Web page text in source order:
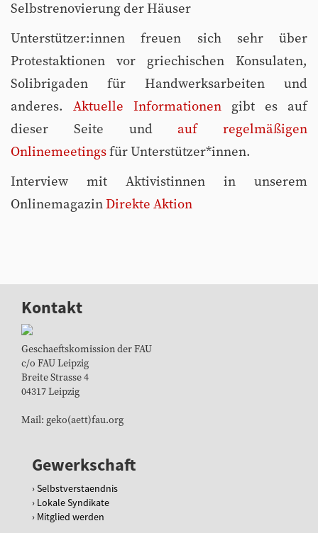
Selbstrenovierung der Häuser
Unterstützer:innen freuen sich sehr über
Protestaktionen vor griechischen Konsulaten,
Solibrigaden für Handwerksarbeiten und
anderes. Aktuelle Informationen gibt es auf
dieser Seite undauf regelmäßigen
Onlinemeetingsfür Unterstützer*innen.
Interview mit Aktivistinnen in unserem
OnlinemagazinDirekte Aktion
Kontakt
Geschaeftskomission der FAU
c/o FAU Leipzig
Breite Strasse 4
04317 Leipzig
Mail: geko(aett)fau.org
Gewerkschaft
Selbstverstaendnis
Lokale Syndikate
Mitglied werden